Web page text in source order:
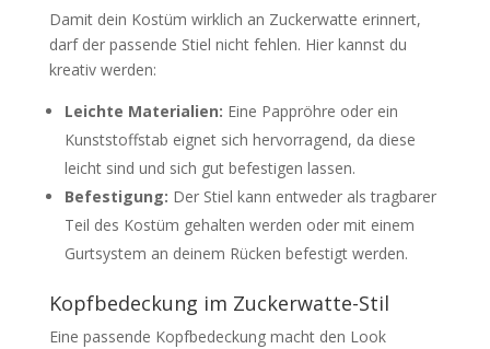
Damit dein Kostüm wirklich an Zuckerwatte erinnert,
darf der passende Stiel nicht fehlen. Hier kannst du
kreativ werden:
Leichte Materialien: Eine Pappröhre oder ein
Kunststoffstab eignet sich hervorragend, da diese
leicht sind und sich gut befestigen lassen.
Befestigung: Der Stiel kann entweder als tragbarer
Teil des Kostüm gehalten werden oder mit einem
Gurtsystem an deinem Rücken befestigt werden.
Kopfbedeckung im Zuckerwatte-Stil
Eine passende Kopfbedeckung macht den Look